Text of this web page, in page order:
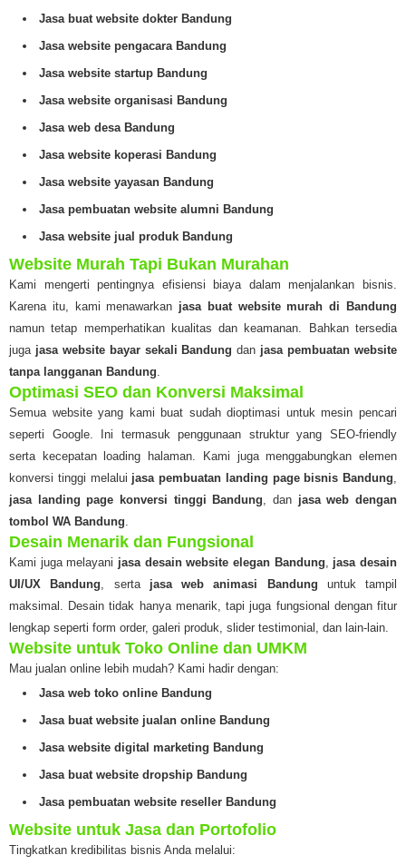
Jasa buat website dokter Bandung
Jasa website pengacara Bandung
Jasa website startup Bandung
Jasa website organisasi Bandung
Jasa web desa Bandung
Jasa website koperasi Bandung
Jasa website yayasan Bandung
Jasa pembuatan website alumni Bandung
Jasa website jual produk Bandung
Website Murah Tapi Bukan Murahan
Kami mengerti pentingnya efisiensi biaya dalam menjalankan bisnis.
Karena itu, kami menawarkan jasa buat website murah di Bandung
namun tetap memperhatikan kualitas dan keamanan. Bahkan tersedia
juga jasa website bayar sekali Bandung dan jasa pembuatan website
tanpa langganan Bandung.
Optimasi SEO dan Konversi Maksimal
Semua website yang kami buat sudah dioptimasi untuk mesin pencari
seperti Google. Ini termasuk penggunaan struktur yang SEO-friendly
serta kecepatan loading halaman. Kami juga menggabungkan elemen
konversi tinggi melalui jasa pembuatan landing page bisnis Bandung,
jasa landing page konversi tinggi Bandung, dan jasa web dengan
tombol WA Bandung.
Desain Menarik dan Fungsional
Kami juga melayani jasa desain website elegan Bandung, jasa desain
UI/UX Bandung, serta jasa web animasi Bandung untuk tampil
maksimal. Desain tidak hanya menarik, tapi juga fungsional dengan fitur
lengkap seperti form order, galeri produk, slider testimonial, dan lain-lain.
Website untuk Toko Online dan UMKM
Mau jualan online lebih mudah? Kami hadir dengan:
Jasa web toko online Bandung
Jasa buat website jualan online Bandung
Jasa website digital marketing Bandung
Jasa buat website dropship Bandung
Jasa pembuatan website reseller Bandung
Website untuk Jasa dan Portofolio
Tingkatkan kredibilitas bisnis Anda melalui: